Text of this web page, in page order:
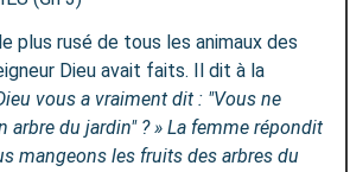
plus rusé de tous les animaux des
Dieu avait faits. Il dit à la
vous a vraiment dit : "Vous ne
arbre du jardin" ? » La femme répondit
mangeons les fruits des arbres du